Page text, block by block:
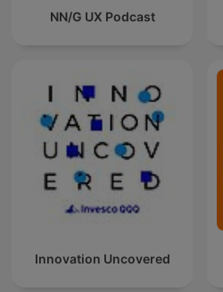
NN/G UX Podcast
Innovation Uncovered